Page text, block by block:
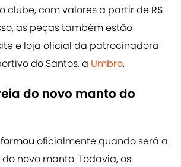
clube, com valores a partir de R$
as peças também estão
e loja oficial da patrocinadora
do Santos, a Umbro.
do novo manto do
oficialmente quando será a
novo manto. Todavia, os